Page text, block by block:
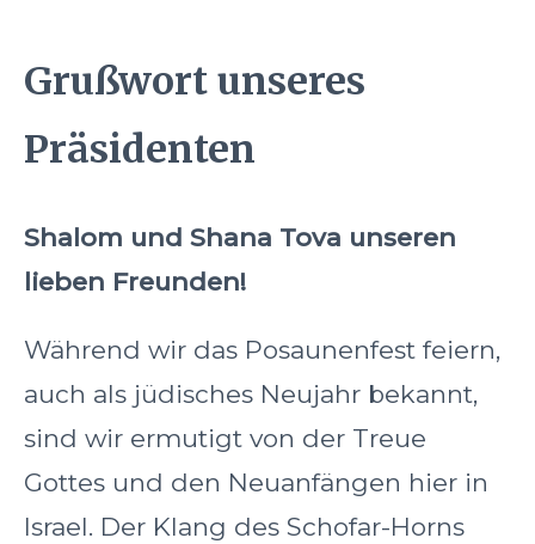
Grußwort unseres
Präsidenten
Shalom und Shana Tova unseren
lieben Freunden!
Während wir das Posaunenfest feiern,
auch als jüdisches Neujahr bekannt,
sind wir ermutigt von der Treue
Gottes und den Neuanfängen hier in
Israel. Der Klang des Schofar-Horns